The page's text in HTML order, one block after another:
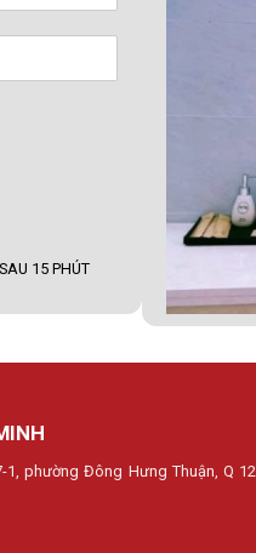
15 PHÚT
phường Đông Hưng Thuận, Q 12,